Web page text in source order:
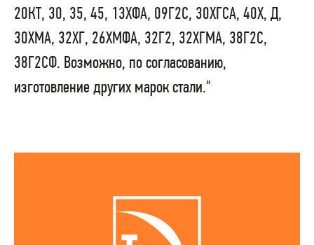
20КТ, 30, 35, 45, 13ХФА, 09Г2С, 30ХГСА, 40Х, Д,
30ХМА, 32ХГ, 26ХМФА, 32Г2, 32ХГМА, 38Г2С,
38Г2СФ. Возможно, по согласованию,
изготовление других марок стали."